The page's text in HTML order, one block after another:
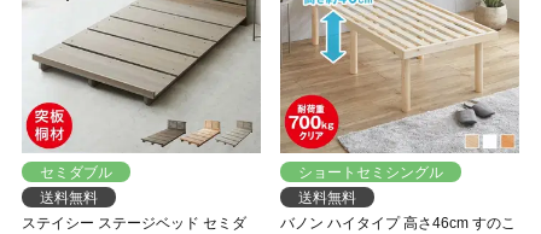
セミダブル
送料無料
ステイシー ステージベッド セミダ
ショートセミシングル
送料無料
バノン ハイタイプ 高さ46cm すのこ